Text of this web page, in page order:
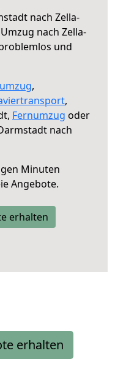
nach Zella-
nach Zella-
und
,
,
Fernumzug oder
nach
Minuten
Angebote.
erhalten
erhalten